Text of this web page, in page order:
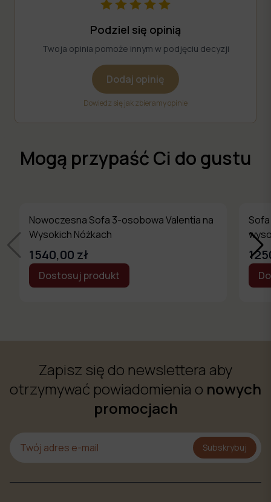
Podziel się opinią
Twoja opinia pomoże innym w podjęciu decyzji
Dodaj opinię
Dowiedz się jak zbieramy opinie
Mogą przypaść Ci do gustu
Nowoczesna Sofa 3-osobowa Valentia na
Wysokich Nóżkach
1540,00 zł
Dostosuj produkt
Zapisz się do newslettera aby
otrzymywać powiadomienia o nowych
promocjach
Subskrybuj